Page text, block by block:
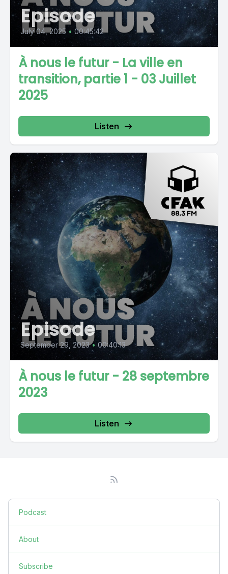
Episode
July 04, 2025 • 00:45:42
À nous le futur - La ville en
transition, partie 1 - 03 Juillet
2025
Listen
Episode
September 29, 2023 • 00:40:13
À nous le futur - 28 septembre
2023
Listen
Podcast
About
Subscribe